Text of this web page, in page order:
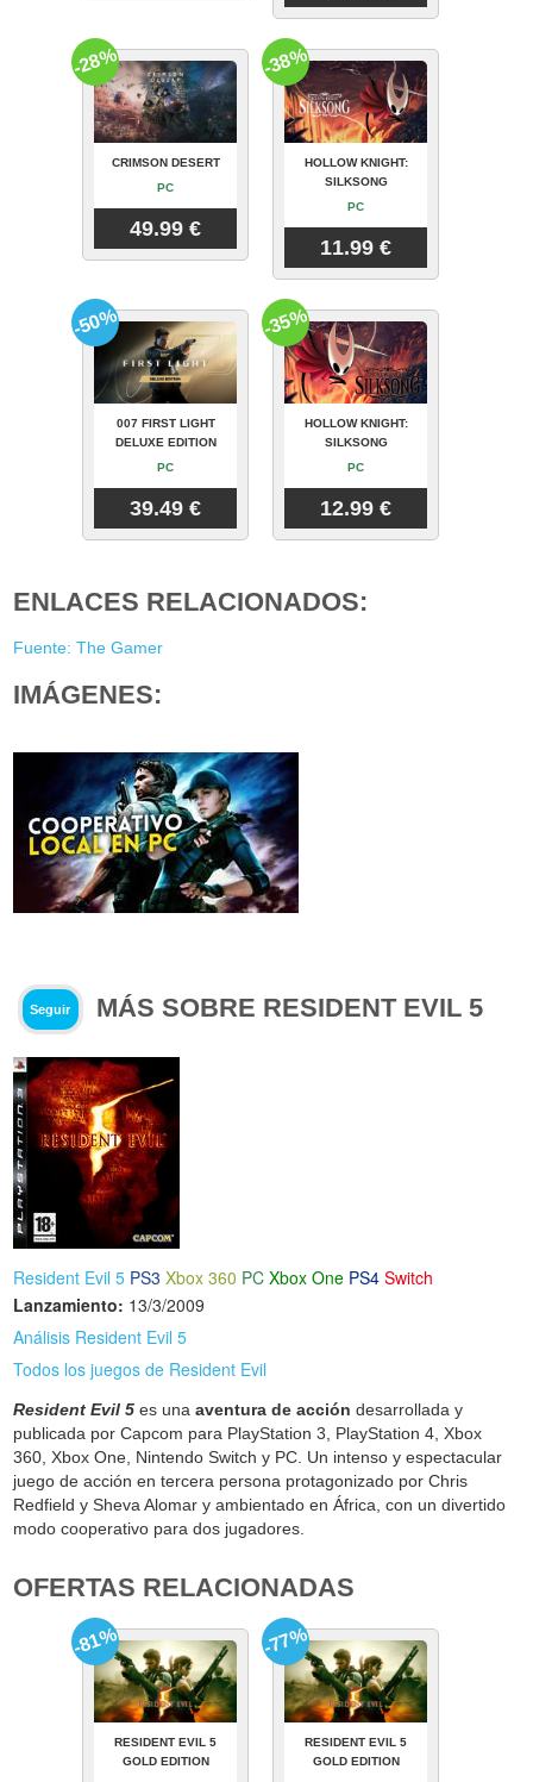
CRIMSON DESERT
PC
49.99 €
-28%
HOLLOW KNIGHT:
SILKSONG
PC
11.99 €
-38%
007 FIRST LIGHT
DELUXE EDITION
PC
39.49 €
-50%
HOLLOW KNIGHT:
SILKSONG
PC
12.99 €
-35%
ENLACES RELACIONADOS:
Fuente: The Gamer
IMÁGENES:
Seguir MÁS SOBRE RESIDENT EVIL 5
Resident Evil 5 PS3 Xbox 360 PC Xbox One PS4 Switch
Lanzamiento: 13/3/2009
Análisis Resident Evil 5
Todos los juegos de Resident Evil
Resident Evil 5 es unaaventura de acción desarrollada y
publicada por Capcom para PlayStation 3, PlayStation 4, Xbox
360, Xbox One, Nintendo Switch y PC. Un intenso y espectacular
juego de acción en tercera persona protagonizado por Chris
Redfield y Sheva Alomar y ambientado en África, con un divertido
modo cooperativo para dos jugadores.
OFERTAS RELACIONADAS
RESIDENT EVIL 5
GOLD EDITION
-81%
RESIDENT EVIL 5
GOLD EDITION
-77%